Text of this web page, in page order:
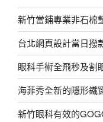
新竹當鋪專業非石棉
台北網頁設計當日撥
眼科手術全飛秒及割
海菲秀全新的隱形鐵
新竹眼科有效的